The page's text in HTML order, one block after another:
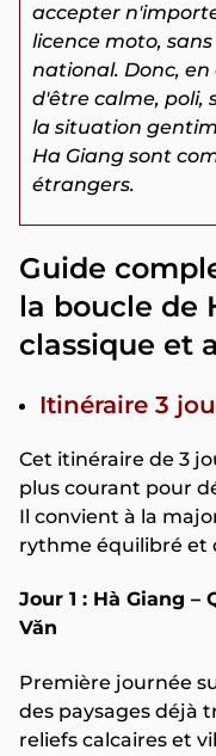
accepter
licence moto,
national. Donc, en
d'être calme, poli,
la situation
Ha Giang sont
étrangers.
Guide
la boucle de
classique et
Itinéraire 3
Cet itinéraire de 3
plus courant pour
Il convient à la
rythme équilibré et
Jour 1 : Hà Giang –
Văn
Première journée
des paysages déjà
reliefs calcaires et